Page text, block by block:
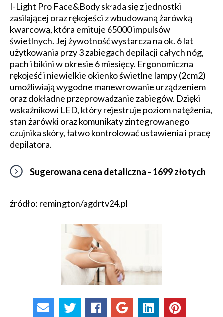
I-Light Pro Face&Body składa się z jednostki
zasilającej oraz rękojeści z wbudowaną żarówką
kwarcową, która emituje 65000 impulsów
świetlnych. Jej żywotność wystarcza na ok. 6 lat
użytkowania przy 3 zabiegach depilacji całych nóg,
pach i bikini w okresie 6 miesięcy. Ergonomiczna
rękojeść i niewielkie okienko świetlne lampy (2cm2)
umożliwiają wygodne manewrowanie urządzeniem
oraz dokładne przeprowadzanie zabiegów. Dzięki
wskaźnikowi LED, który rejestruje poziom natężenia,
stan żarówki oraz komunikaty zintegrowanego
czujnika skóry, łatwo kontrolować ustawienia i pracę
depilatora.
Sugerowana cena detaliczna - 1699 złotych
źródło: remington/agdrtv24.pl